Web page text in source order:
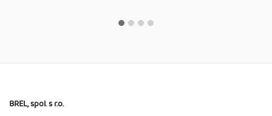
BREL, spol. s r.o.